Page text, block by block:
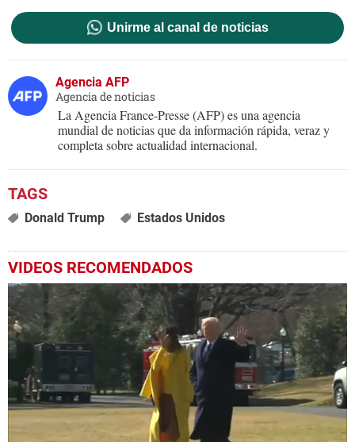
Unirme al canal de noticias
Agencia AFP
Agencia de noticias
La Agencia France-Presse (AFP) es una agencia
mundial de noticias que da información rápida, veraz y
completa sobre actualidad internacional.
Donald Trump Estados Unidos
VIDEOS RECOMENDADOS